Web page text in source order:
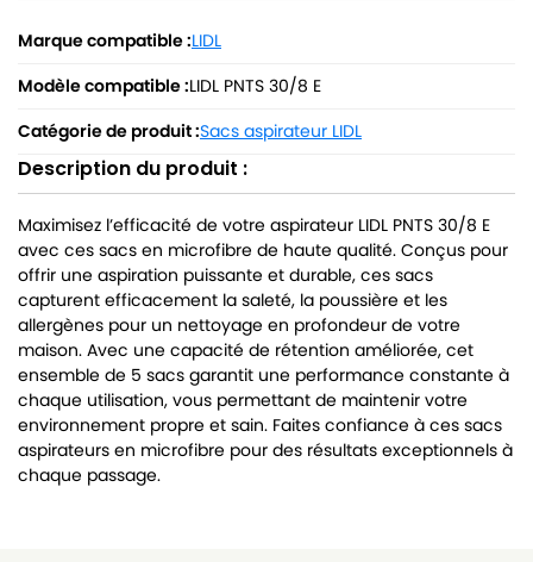
Marque compatible :LIDL
Modèle compatible :LIDL PNTS 30/8 E
Catégorie de produit :Sacs aspirateur LIDL
Description du produit :
Maximisez l’efficacité de votre aspirateur LIDL PNTS 30/8 E
avec ces sacs en microfibre de haute qualité. Conçus pour
offrir une aspiration puissante et durable, ces sacs
capturent efficacement la saleté, la poussière et les
allergènes pour un nettoyage en profondeur de votre
maison. Avec une capacité de rétention améliorée, cet
ensemble de 5 sacs garantit une performance constante à
chaque utilisation, vous permettant de maintenir votre
environnement propre et sain. Faites confiance à ces sacs
aspirateurs en microfibre pour des résultats exceptionnels à
chaque passage.